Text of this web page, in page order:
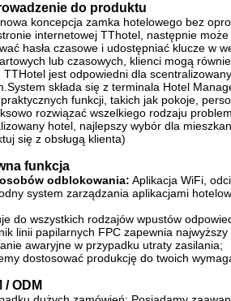
do produktu
koncepcja zamka hotelowego bez
internetowej TThotel, następnie
hasła czasowe i udostępniać klucze w
lub czasowych, klienci mogą
TTHotel jest odpowiedni dla
składa się z terminala Hotel
funkcji, takich jak pokoje,
rozwiązać wszelkiego rodzaju
hotel, najlepszy wybór dla
się z obsługą klienta)
funkcja
odblokowania: Aplikacja WiFi,
system zarządzania aplikacjami
do wszystkich rodzajów wpustów
linii papilarnych FPC zapewnia
awaryjne w przypadku utraty zasilania;
dostosować produkcję do twoich
/ ODM